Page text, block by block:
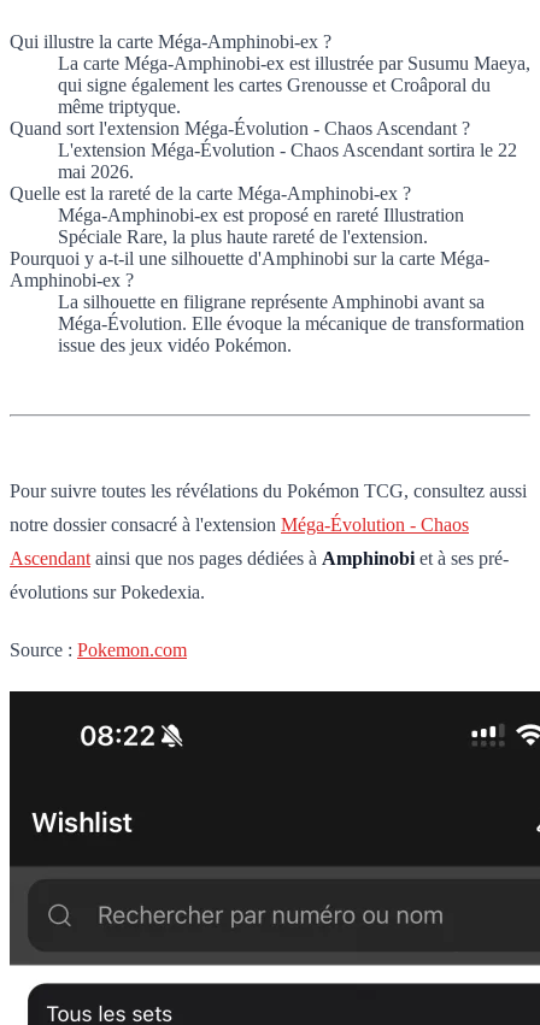
Qui illustre la carte Méga-Amphinobi-ex ?
La carte Méga-Amphinobi-ex est illustrée par Susumu Maeya,
qui signe également les cartes Grenousse et Croâporal du
même triptyque.
Quand sort l'extension Méga-Évolution - Chaos Ascendant ?
L'extension Méga-Évolution - Chaos Ascendant sortira le 22
mai 2026.
Quelle est la rareté de la carte Méga-Amphinobi-ex ?
Méga-Amphinobi-ex est proposé en rareté Illustration
Spéciale Rare, la plus haute rareté de l'extension.
Pourquoi y a-t-il une silhouette d'Amphinobi sur la carte Méga-
Amphinobi-ex ?
La silhouette en filigrane représente Amphinobi avant sa
Méga-Évolution. Elle évoque la mécanique de transformation
issue des jeux vidéo Pokémon.
Pour suivre toutes les révélations du Pokémon TCG, consultez aussi
notre dossier consacré à l'extension Méga-Évolution - Chaos
Ascendant ainsi que nos pages dédiées à Amphinobi et à ses pré-
évolutions sur Pokedexia.
Source : Pokemon.com